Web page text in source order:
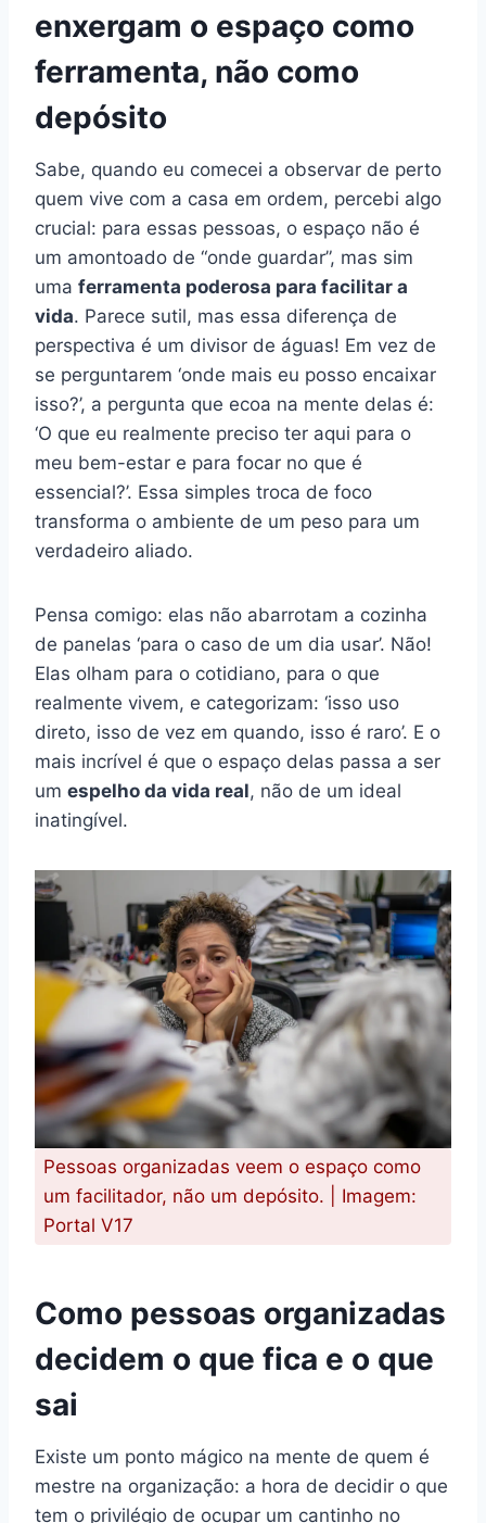
enxergam o espaço como
ferramenta, não como
depósito
Sabe, quando eu comecei a observar de perto
quem vive com a casa em ordem, percebi algo
crucial: para essas pessoas, o espaço não é
um amontoado de “onde guardar”, mas sim
uma ferramenta poderosa para facilitar a
vida. Parece sutil, mas essa diferença de
perspectiva é um divisor de águas! Em vez de
se perguntarem ‘onde mais eu posso encaixar
isso?’, a pergunta que ecoa na mente delas é:
‘O que eu realmente preciso ter aqui para o
meu bem-estar e para focar no que é
essencial?’. Essa simples troca de foco
transforma o ambiente de um peso para um
verdadeiro aliado.
Pensa comigo: elas não abarrotam a cozinha
de panelas ‘para o caso de um dia usar’. Não!
Elas olham para o cotidiano, para o que
realmente vivem, e categorizam: ‘isso uso
direto, isso de vez em quando, isso é raro’. E o
mais incrível é que o espaço delas passa a ser
um espelho da vida real, não de um ideal
inatingível.
Pessoas organizadas veem o espaço como
um facilitador, não um depósito. | Imagem:
Portal V17
Como pessoas organizadas
decidem o que fica e o que
sai
Existe um ponto mágico na mente de quem é
mestre na organização: a hora de decidir o que
tem o privilégio de ocupar um cantinho no